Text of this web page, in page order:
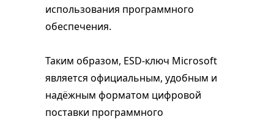
использования программного
обеспечения.
Таким образом, ESD-ключ Microsoft
является официальным, удобным и
надёжным форматом цифровой
поставки программного